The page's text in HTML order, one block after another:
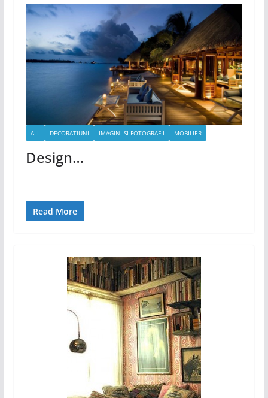
ALL DECORATIUNI IMAGINI SI FOTOGRAFII MOBILIER
Design…
Read More